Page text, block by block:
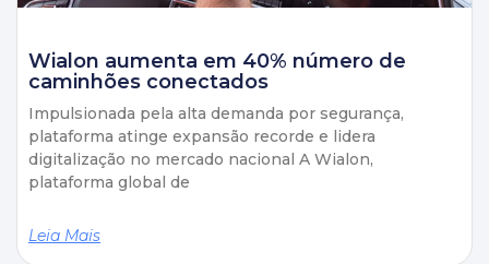
Wialon aumenta em 40% número de
caminhões conectados
Impulsionada pela alta demanda por segurança,
plataforma atinge expansão recorde e lidera
digitalização no mercado nacional A Wialon,
plataforma global de
Leia Mais